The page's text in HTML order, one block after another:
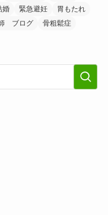
婚 緊急避妊
胃もたれ
ブログ
骨粗鬆症